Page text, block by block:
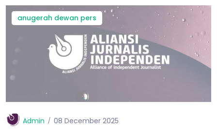
anugerah dewan pers
Admin 08 December 2025